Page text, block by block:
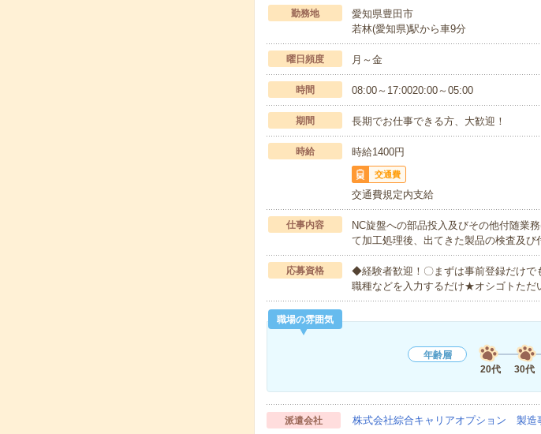
勤務地
愛知県豊田市
若林(愛知県)駅から車9分
曜日頻度 月～金
時間 08:00～17:0020:00～05:00
期間 長期でお仕事できる方、大歓迎！
時給 時給1400円
交通費
交通費規定内支給
仕事内容
NC旋盤への部品投入及びその他付随業
て加工処理後、出てきた製品の検査及
応募資格
◆経験者歓迎！〇まずは事前登録だけで
職種などを入力するだけ★オシゴトた
職場の雰囲気
年齢層
20代
30代
派遣会社 株式会社綜合キャリアオプション 製造